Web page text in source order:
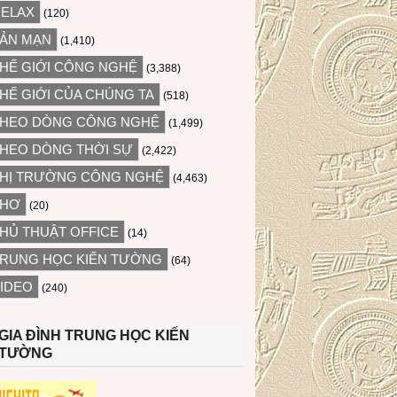
(120)
MẠN (1,410)
GIỚI CÔNG NGHỆ (3,388)
GIỚI CỦA CHÚNG TA (518)
DÒNG CÔNG NGHỆ (1,499)
DÒNG THỜI SỰ (2,422)
TRƯỜNG CÔNG NGHỆ (4,463)
(20)
THUẬT OFFICE (14)
HỌC KIẾN TƯỜNG (64)
(240)
ĐÌNH TRUNG HỌC KIẾN